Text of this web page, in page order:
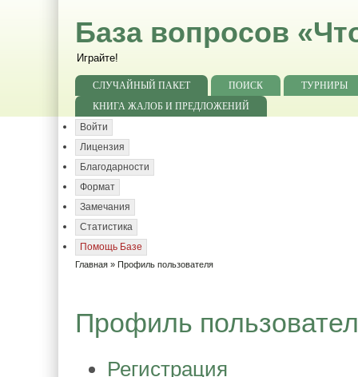
База вопросов
Играйте!
СЛУЧАЙНЫЙ ПАКЕТ ПОИСК
ТУРНИРЫ
КНИГА ЖАЛОБ И ПРЕДЛОЖЕНИЙ
Войти
Лицензия
Благодарности
Формат
Замечания
Статистика
Помощь Базе
Главная » Профиль пользователя
Профиль
Регистрация